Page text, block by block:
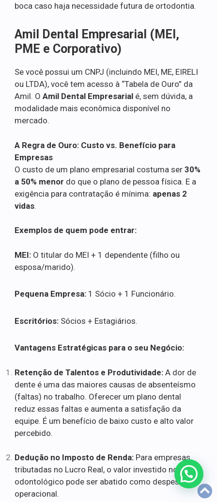
boca caso haja necessidade futura de ortodontia.
Amil Dental Empresarial (MEI,
PME e Corporativo)
Se você possui um CNPJ (incluindo MEI, ME, EIRELI
ou LTDA), você tem acesso à “Tabela de Ouro” da
Amil. O Amil Dental Empresarial é, sem dúvida, a
modalidade mais econômica disponível no
mercado.
A Regra de Ouro: Custo vs. Benefício para
Empresas
O custo de um plano empresarial costuma ser 30%
a 50% menor do que o plano de pessoa física. E a
exigência para contratação é mínima: apenas 2
vidas.
Exemplos de quem pode entrar:
MEI: O titular do MEI + 1 dependente (filho ou
esposa/marido).
Pequena Empresa: 1 Sócio + 1 Funcionário.
Escritórios: Sócios + Estagiários.
Vantagens Estratégicas para o seu Negócio:
Retenção de Talentos e Produtividade: A dor de
dente é uma das maiores causas de absenteísmo
(faltas) no trabalho. Oferecer um plano dental
reduz essas faltas e aumenta a satisfação da
equipe. É um benefício de baixo custo e alto valor
percebido.
Dedução no Imposto de Renda: Para empresas
tributadas no Lucro Real, o valor investido no plano
odontológico pode ser abatido como despesa
operacional.